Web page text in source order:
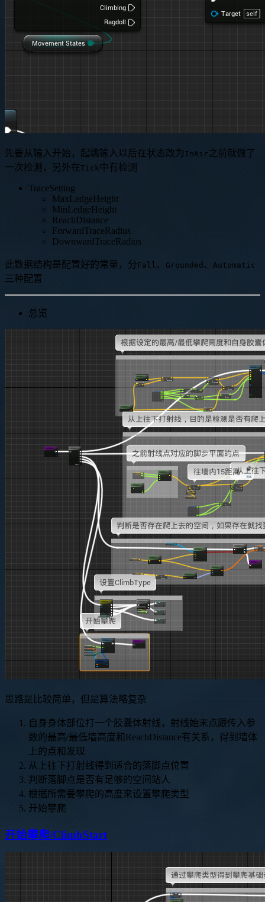
先要从输入开始，起跳输入以后在状态改为 InAir 之前就做了
一次检测，另外在Tick 中有检测
TraceSetting
MaxLedgeHeight
MinLedgeHeight
ReachDistance
ForwardTraceRadius
DownwardTraceRadius
此数据结构是配置好的常量，分Fall 、 Grounded 、 Automatic
三种配置
总览
思路是比较简单，但是算法略复杂
自身身体部位打一个胶囊体射线，射线始末点跟传入参
数的最高/最低墙高度和ReachDistance有关系，得到墙体
上的点和发现
从上往下打射线得到适合的落脚点位置
判断落脚点是否有足够的空间站人
根据所需要攀爬的高度来设置攀爬类型
开始攀爬
开始攀爬/ClimbStart